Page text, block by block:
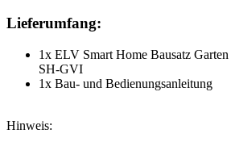
Lieferumfang:
1x ELV Smart Home Bausatz
SH-GVI
1x Bau- und Bedienungsanleitung
Hinweis: